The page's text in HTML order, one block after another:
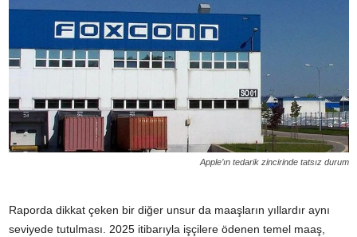
Apple’ın tedarik zincirinde tatsız durum
Raporda dikkat çeken bir diğer unsur da maaşların yıllardır aynı
seviyede tutulması. 2025 itibarıyla işçilere ödenen temel maaş,